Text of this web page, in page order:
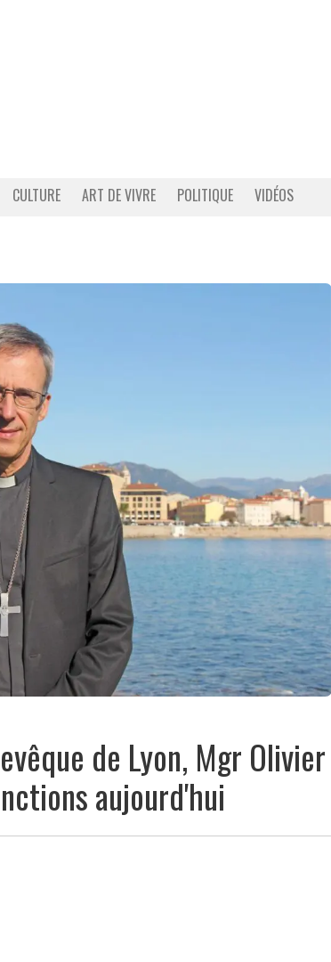
CULTURE ART DE VIVRE POLITIQUE VIDÉOS
de Lyon, Mgr Olivier
aujourd'hui